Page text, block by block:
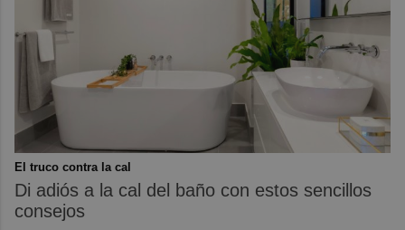
El truco contra la cal
Di adiós a la cal del baño con estos sencillos
consejos